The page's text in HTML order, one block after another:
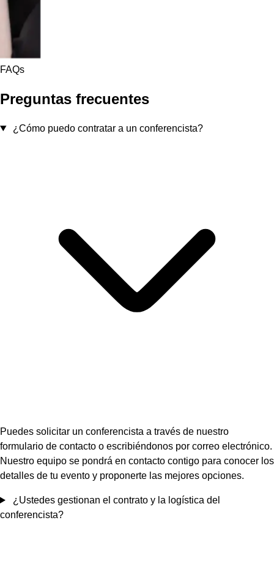
FAQs
Preguntas frecuentes
¿Cómo puedo contratar a un conferencista?
Puedes solicitar un conferencista a través de nuestro
formulario de contacto o escribiéndonos por correo electrónico.
Nuestro equipo se pondrá en contacto contigo para conocer los
detalles de tu evento y proponerte las mejores opciones.
¿Ustedes gestionan el contrato y la logística del
conferencista?